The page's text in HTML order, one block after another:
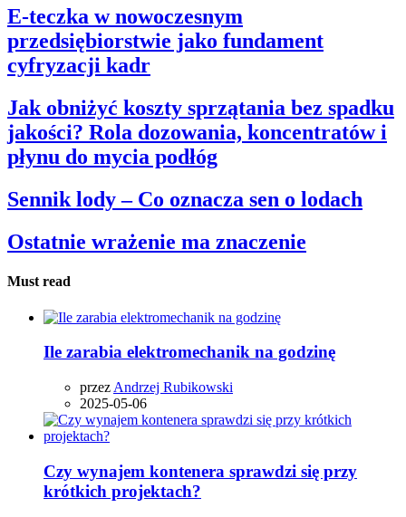
E-teczka w nowoczesnym
przedsiębiorstwie jako fundament
cyfryzacji kadr
Jak obniżyć koszty sprzątania bez spadku
jakości? Rola dozowania, koncentratów i
płynu do mycia podłóg
Sennik lody – Co oznacza sen o lodach
Ostatnie wrażenie ma znaczenie
Must read
Ile zarabia elektromechanik na godzinę
przez Andrzej Rubikowski
2025-05-06
Czy wynajem kontenera sprawdzi się przy
krótkich projektach?